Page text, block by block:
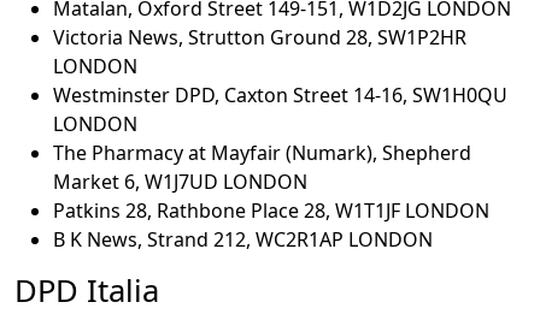
Matalan, Oxford Street 149-151, W1D2JG LONDON
Victoria News, Strutton Ground 28, SW1P2HR
LONDON
Westminster DPD, Caxton Street 14-16, SW1H0QU
LONDON
The Pharmacy at Mayfair (Numark), Shepherd
Market 6, W1J7UD LONDON
Patkins 28, Rathbone Place 28, W1T1JF LONDON
B K News, Strand 212, WC2R1AP LONDON
DPD Italia